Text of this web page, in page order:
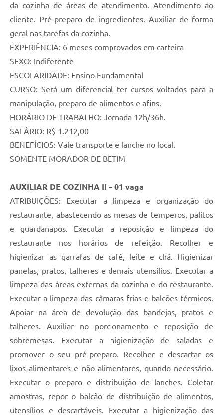
da cozinha de áreas de atendimento. Atendimento ao
cliente. Pré-preparo de ingredientes. Auxiliar de forma
geral nas tarefas da cozinha.
EXPERIÊNCIA: 6 meses comprovados em carteira
SEXO: Indiferente
ESCOLARIDADE: Ensino Fundamental
CURSO: Será um diferencial ter cursos voltados para a
manipulação, preparo de alimentos e afins.
HORÁRIO DE TRABALHO: Jornada 12h/36h.
SALÁRIO: R$ 1.212,00
BENEFÍCIOS: Vale transporte e lanche no local.
SOMENTE MORADOR DE BETIM
AUXILIAR DE COZINHA II – 01 vaga
ATRIBUIÇÕES: Executar a limpeza e organização do
restaurante, abastecendo as mesas de temperos, palitos
e guardanapos. Executar a reposição e limpeza do
restaurante nos horários de refeição. Recolher e
higienizar as garrafas de café, leite e chá. Higienizar
panelas, pratos, talheres e demais utensílios. Executar a
limpeza das áreas externas da cozinha e do restaurante.
Executar a limpeza das câmaras frias e balcões térmicos.
Apoiar na área de devolução das bandejas, pratos e
talheres. Auxiliar no porcionamento e reposição de
sobremesas. Executar a higienização de saladas e
promover o seu pré-preparo. Recolher e descartar os
lixos alimentares e não alimentares, quando necessário.
Executar o preparo e distribuição de lanches. Coletar
amostras, repor o balcão de distribuição de alimentos,
utensílios e descartáveis. Executar a higienização das